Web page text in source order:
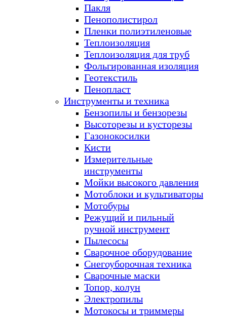
Пакля
Пенополистирол
Пленки полиэтиленовые
Теплоизоляция
Теплоизоляция для труб
Фольгированная изоляция
Геотекстиль
Пенопласт
Инструменты и техника
Бензопилы и бензорезы
Высоторезы и кусторезы
Газонокосилки
Кисти
Измерительные
инструменты
Мойки высокого давления
Мотоблоки и культиваторы
Мотобуры
Режущий и пильный
ручной инструмент
Пылесосы
Сварочное оборудование
Снегоуборочная техника
Сварочные маски
Топор, колун
Электропилы
Мотокосы и триммеры